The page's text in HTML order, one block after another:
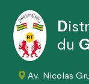
D
du
Av. Nicolas